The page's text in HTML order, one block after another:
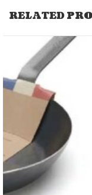
RELATED